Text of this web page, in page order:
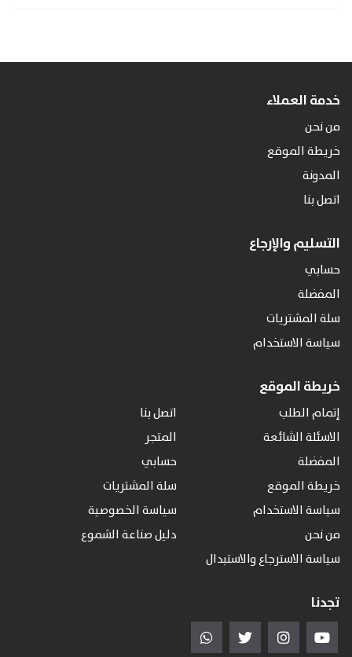
خدمة العملاء
من نحن
خريطة الموقع
المدونة
اتصل بنا
التسليم والإرجاع
حسابي
المفضلة
سلة المشتريات
سياسة الاستخدام
خريطة الموقع
إتمام الطلب
اتصل بنا
الاسئلة الشائعة
المتجر
المفضلة
حسابي
خريطة الموقع
سلة المشتريات
سياسة الاستخدام
سياسة الخصوصية
من نحن
دليل صناعة الشموع
سياسة الاسترجاع والاستبدال
تجدنا